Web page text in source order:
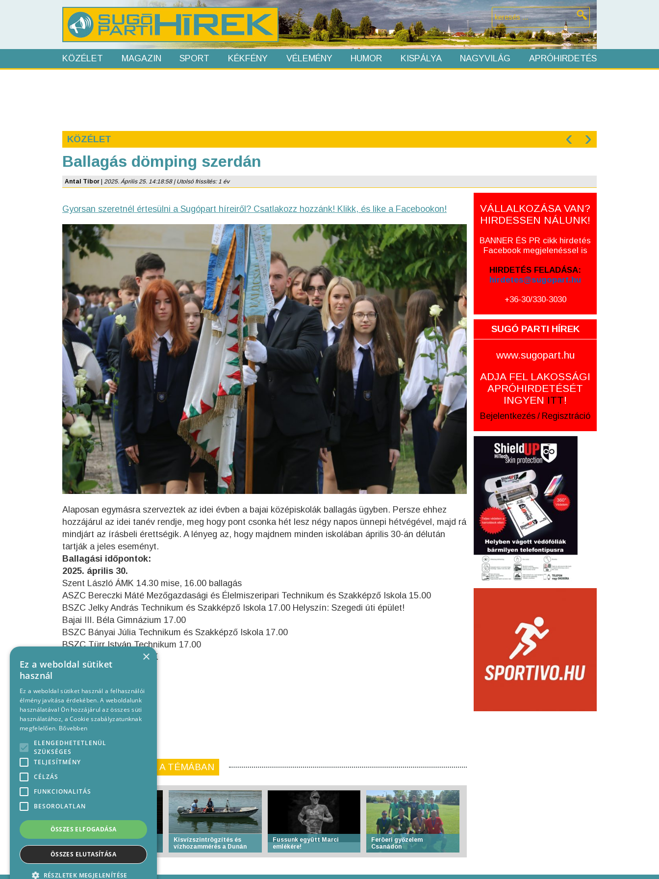
KÖZÉLET MAGAZIN SPORT KÉKFÉNY VÉLEMÉNY HUMOR KISPÁLYA NAGYVILÁG APRÓHIRDETÉS
KÖZÉLET ‹ ›
Ballagás dömping szerdán
Antal Tibor 2025. Április 25. 14:18:58 | Utolsó frissítés: 1 év
Gyorsan szeretnél értesülni a Sugópart híreiről? Csatlakozz hozzánk! Klikk, és like a Facebookon!
Alaposan egymásra szerveztek az idei évben a bajai középiskolák ballagás ügyben. Persze ehhez
hozzájárul az idei tanév rendje, meg hogy pont csonka hét lesz négy napos ünnepi hétvégével, majd rá
mindjárt az írásbeli érettségik. A lényeg az, hogy majdnem minden iskolában április 30-án délután
tartják a jeles eseményt.
Ballagási időpontok:
2025. április 30.
Szent László ÁMK 14.30 mise, 16.00 ballagás
ASZC Bereczki Máté Mezőgazdasági és Élelmiszeripari Technikum és Szakképző Iskola 15.00
BSZC Jelky András Technikum és Szakképző Iskola 17.00 Helyszín: Szegedi úti épület!
Bajai III. Béla Gimnázium 17.00
BSZC Bányai Júlia Technikum és Szakképző Iskola 17.00
BSZC Türr István Technikum 17.00
Május 30. 16.00 MNÁMK
KORÁBBI CIKKEINK A TÉMÁBAN
Több mint 700 judós
edzőtáborozik Baján
Kisvízszintrögzítés és
vízhozammérés a Dunán
Fussunk együtt Marci
emlékére!
Feröeri győzelem
Csanádon
VÁLLALKOZÁSA VAN?
HIRDESSEN NÁLUNK!
BANNER ÉS PR cikk hirdetés
Facebook megjelenéssel is
HIRDETÉS FELADÁSA:
hirdetes@sugopart.hu
+36-30/330-3030
SUGÓ PARTI HÍREK
www.sugopart.hu
ADJA FEL LAKOSSÁGI
APRÓHIRDETÉSÉT
INGYEN ITT!
Bejelentkezés / Regisztráció
×
Ez a weboldal sütiket
használ
Ez a weboldal sütiket használ a felhasználói
élmény javítása érdekében. A weboldalunk
használatával Ön hozzájárul az összes süti
használatához, a Cookie szabályzatunknak
megfelelően. Bővebben
ELENGEDHETETLENÜL
SZÜKSÉGES
TELJESÍTMÉNY
CÉLZÁS
FUNKCIONALITÁS
BESOROLATLAN
ÖSSZES ELFOGADÁSA
ÖSSZES ELUTASÍTÁSA
RÉSZLETEK MEGJELENÍTÉSE